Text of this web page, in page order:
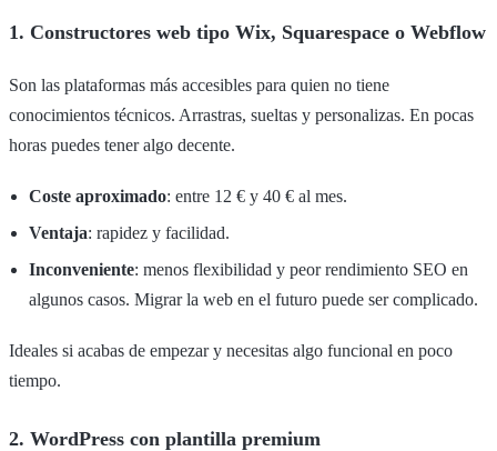
1. Constructores web tipo Wix, Squarespace o Webflow
Son las plataformas más accesibles para quien no tiene
conocimientos técnicos. Arrastras, sueltas y personalizas. En pocas
horas puedes tener algo decente.
Coste aproximado: entre 12 € y 40 € al mes.
Ventaja: rapidez y facilidad.
Inconveniente: menos flexibilidad y peor rendimiento SEO en
algunos casos. Migrar la web en el futuro puede ser complicado.
Ideales si acabas de empezar y necesitas algo funcional en poco
tiempo.
2. WordPress con plantilla premium